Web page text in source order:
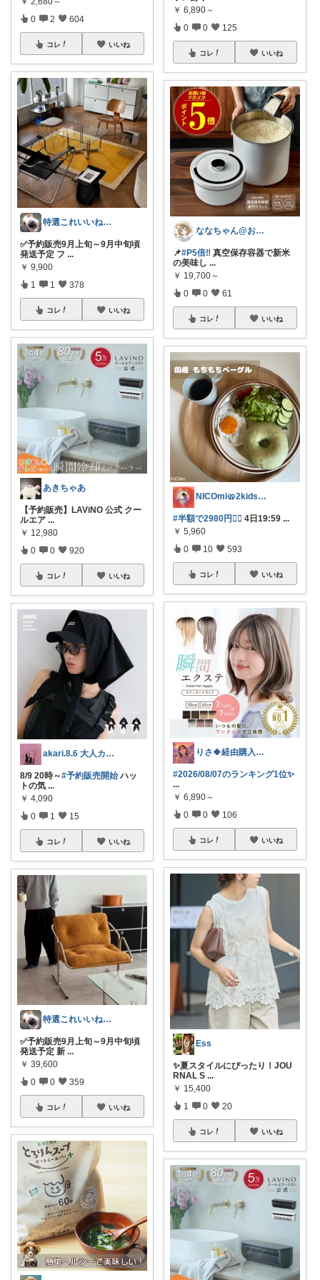
0 2 604
コレ いいね
特選これいいね！🅶🅰🆁🅰🅶🅴
✅予約販売9月上旬～9月中旬頃
発送予定 フ ...
￥ 9,900
1 1 378
コレ いいね
あきちゃあ
【予約販売】LAViNO 公式 クー
ルエア ...
￥ 12,980
0 0 920
コレ いいね
akari.8.6 大人カジュアル服
8/9 20時～#予約販売開始 ハッ
トの気 ...
￥ 4,090
0 1 15
コレ いいね
特選これいいね！🅶🅰🆁🅰🅶🅴
✅予約販売9月上旬～9月中旬頃
発送予定 新 ...
￥ 39,600
0 0 359
コレ いいね
￥ 6,890～
0 0 125
コレ いいね
ななちゃん@お気に入りを毎日朝コレ☀️
📌#P5倍‼︎ 真空保存容器で新米
の美味し ...
￥ 19,700～
0 0 61
コレ いいね
NICOmi🥨2kidsママ👦👧
#半額で2980円❤️‍🔥 4日19:59 ...
￥ 5,960
0 10 593
コレ いいね
りさ🍀経由購入ありがとうございます😊
#2026/08/07のランキング1位✨
...
￥ 6,890～
0 0 106
コレ いいね
Ess
✨夏スタイルにぴったり！JOU
RNAL S ...
￥ 15,400
1 0 20
コレ いいね